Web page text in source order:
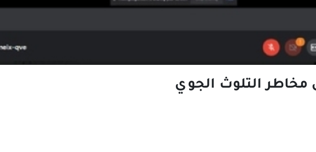
مخاطر التلوث الجوي